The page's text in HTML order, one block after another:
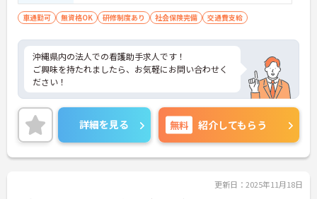
車通勤可 無資格OK 研修制度あり 社会保険完備 交通費支給
沖縄県内の法人での看護助手求人です！
ご興味を持たれましたら、お気軽にお問い合わせく
ださい！
詳細を見る 無料 紹介してもらう
更新日：2025年11月18日